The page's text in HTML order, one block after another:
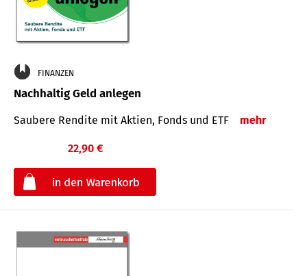
FINANZEN
Nachhaltig Geld anlegen
Saubere Rendite mit Aktien, Fonds und ETF mehr
22,90 €